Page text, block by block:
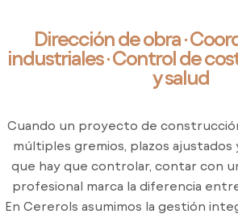
Dirección de obra ·
industriales · Control de
y salud
Cuando un proyecto de
múltiples gremios, plazos
que hay que controlar, contar con
profesional marca la diferencia
En Cererols asumimos la gestión